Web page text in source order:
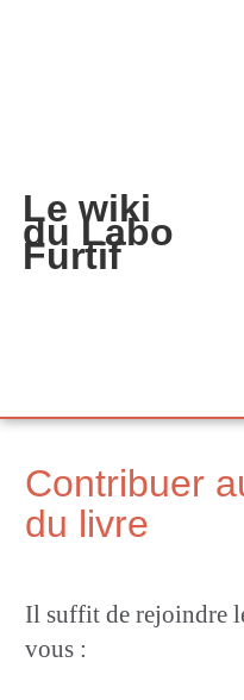
Aller au contenu
Le wiki
du Labo
Furtif
Contribuer
du livre
Il suffit de rejoindre
vous :